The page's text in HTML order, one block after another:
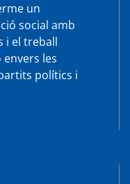
un
social amb
i el treball
les
polítics i